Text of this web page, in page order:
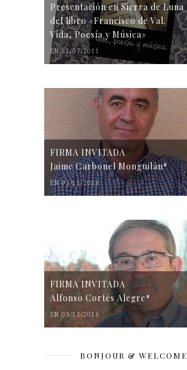
Presentación en Sierra de Luna
del libro «Francisco de Val.
Vida, Poesía y Música»
EN 31/07/2011
FIRMA INVITADA
Jaime Carbonel Monguilán*
EN 05/11/2016
FIRMA INVITADA
Alfonso Cortés Alegre*
EN 03/12/2016
BONJOUR & WELCOME